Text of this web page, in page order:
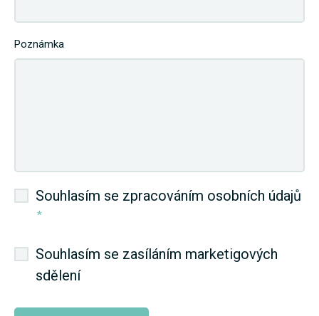
Poznámka
Souhlasím se zpracováním osobních údajů
*
Souhlasím se zasíláním marketigových
sdělení